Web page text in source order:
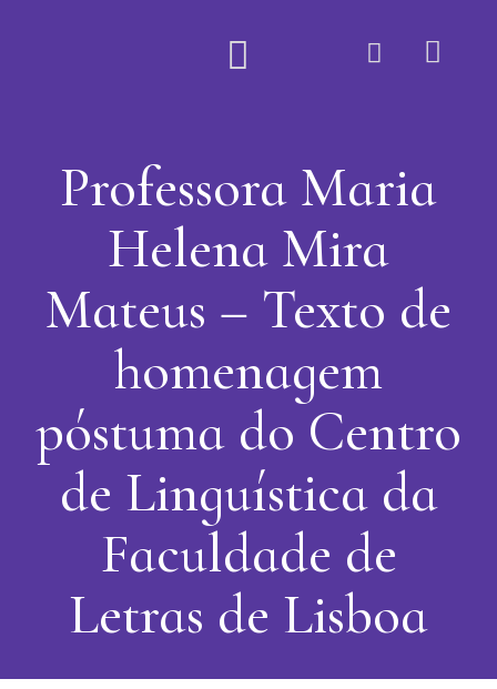
Professora Maria
Helena Mira
Mateus – Texto de
homenagem
póstuma do Centro
de Linguística da
Faculdade de
Letras de Lisboa